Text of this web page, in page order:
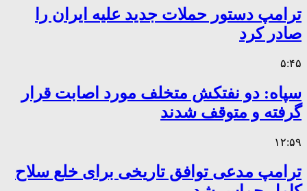
ترامپ دستور حملات جدید علیه ایران را
صادر کرد
۵:۴۵
سپاه: دو نفتکش متخلف مورد اصابت قرار
گرفته و متوقف شدند
۱۲:۵۹
ترامپ مدعی توافق تاریخی برای خلع سلاح